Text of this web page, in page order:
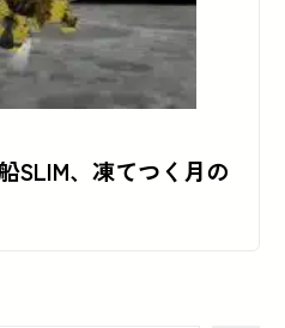
SLIM、凍てつく月の